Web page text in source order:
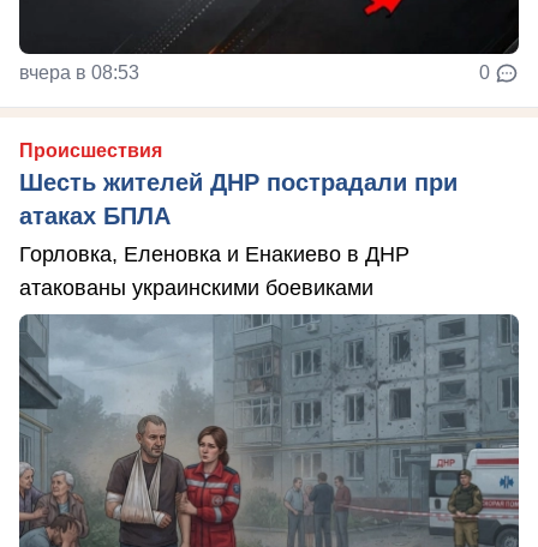
вчера в 08:53 0
Происшествия
Шесть жителей ДНР пострадали при
атаках БПЛА
Горловка, Еленовка и Енакиево в ДНР
атакованы украинскими боевиками